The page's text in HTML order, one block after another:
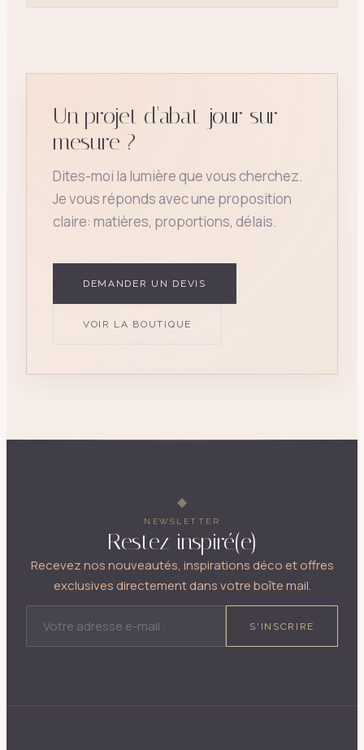
Un projet d'abat-jour sur
mesure ?
Dites-moi la lumière que vous cherchez.
Je vous réponds avec une proposition
claire: matières, proportions, délais.
DEMANDER UN DEVIS
VOIR LA BOUTIQUE
NEWSLETTER
Restez inspiré(e)
Recevez nos nouveautés, inspirations déco et offres
exclusives directement dans votre boîte mail.
S'INSCRIRE